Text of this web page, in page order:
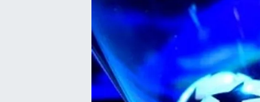
Magazin
Podcast